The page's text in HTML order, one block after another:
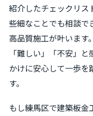
紹介したチェックリス
些細なことでも相談で
高品質施工が叶います。
「難しい」「不安」
かけに安心して一歩を
す。
もし練馬区で建築板金